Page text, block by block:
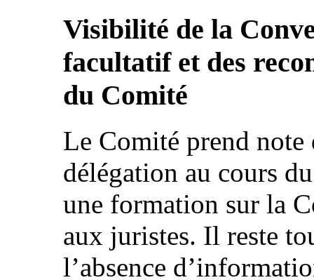
Visibilité de la
facultatif et des
du Comité
Le Comité prend
délégation au cours
une formation sur la
aux juristes. Il reste
l’absence